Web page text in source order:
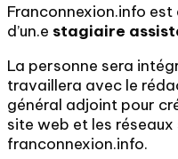
Franconnexion.info est
d’un.e stagiaire
La personne sera
travaillera avec le
général adjoint pour
site web et les
franconnexion.info.